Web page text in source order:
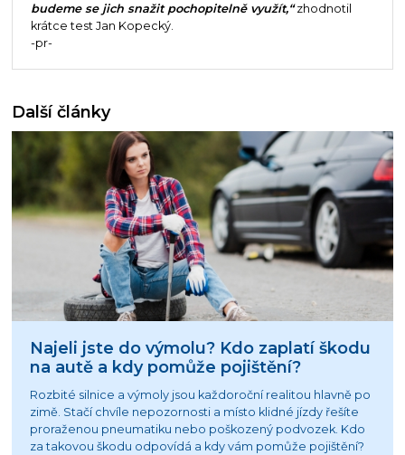
budeme se jich snažit pochopitelně využít,“zhodnotil
krátce test Jan Kopecký.
-pr-
Další články
Najeli jste do výmolu? Kdo zaplatí škodu
na autě a kdy pomůže pojištění?
Rozbité silnice a výmoly jsou každoroční realitou hlavně po
zimě. Stačí chvíle nepozornosti a místo klidné jízdy řešíte
proraženou pneumatiku nebo poškozený podvozek. Kdo
za takovou škodu odpovídá a kdy vám pomůže pojištění?